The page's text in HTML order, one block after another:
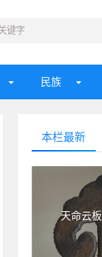
民族
本栏最新
天命云